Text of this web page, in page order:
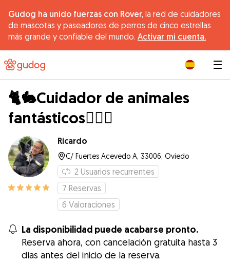
Gudog ha unido fuerzas con Rover, la red de cuidadores
de mascotas y paseadores de perros de cinco estrellas
más grande y confiable del mundo. Activar mi cuenta.
🐈🐇Cuidador de animales
fantásticos🐕‍🦺🐩
Ricardo
C/ Fuertes Acevedo A, 33006, Oviedo
2 Usuarios recurrentes
7 Reservas
6 Valoraciones
La disponibilidad puede acabarse pronto.
Reserva ahora, con cancelación gratuita hasta 3
días antes del inicio de la reserva.